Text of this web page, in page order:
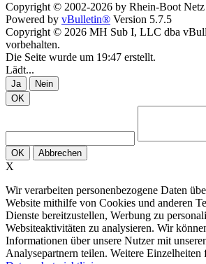
Copyright © 2002-2026 by Rhein-Boot
Powered by vBulletin® Version 5.7.5
Copyright © 2026 MH Sub I, LLC dba
vorbehalten.
Die Seite wurde um 19:47 erstellt.
Lädt...
Ja
Nein
OK
OK Abbrechen
X
Wir verarbeiten personenbezogene Daten
Website mithilfe von Cookies und anderen
Dienste bereitzustellen, Werbung zu
Websiteaktivitäten zu analysieren. Wir
Informationen über unsere Nutzer mit
Analysepartnern teilen. Weitere Einzelheiten